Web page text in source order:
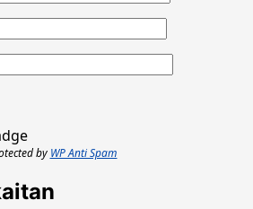
by WP Anti Spam